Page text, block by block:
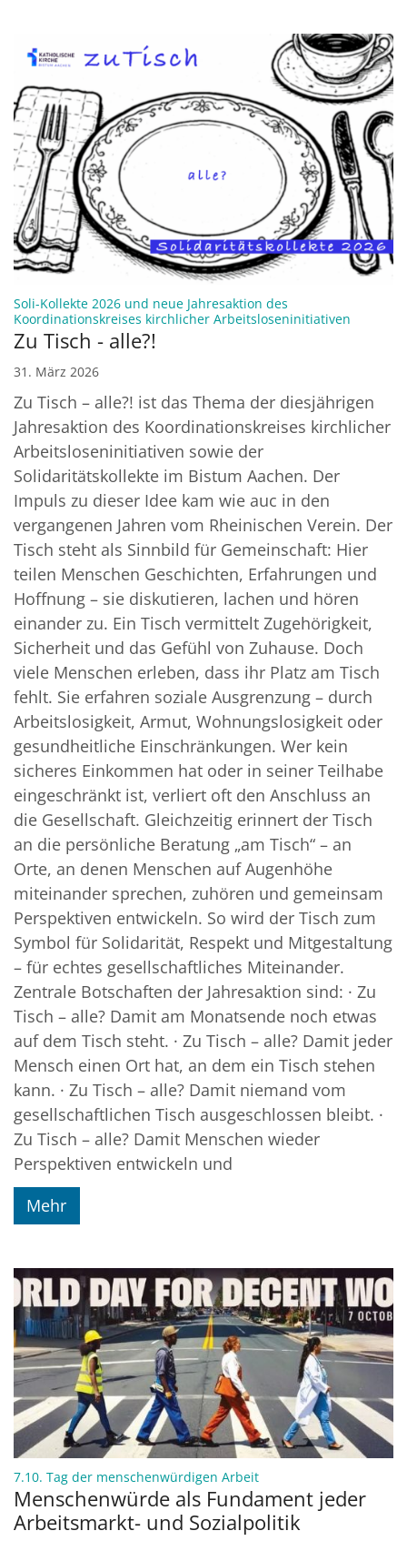
Soli-Kollekte 2026 und neue Jahresaktion des
Koordinationskreises kirchlicher Arbeitsloseninitiativen
Zu Tisch - alle?!
31. März 2026
Zu Tisch – alle?! ist das Thema der diesjährigen
Jahresaktion des Koordinationskreises kirchlicher
Arbeitsloseninitiativen sowie der
Solidaritätskollekte im Bistum Aachen. Der
Impuls zu dieser Idee kam wie auc in den
vergangenen Jahren vom Rheinischen Verein. Der
Tisch steht als Sinnbild für Gemeinschaft: Hier
teilen Menschen Geschichten, Erfahrungen und
Hoffnung – sie diskutieren, lachen und hören
einander zu. Ein Tisch vermittelt Zugehörigkeit,
Sicherheit und das Gefühl von Zuhause. Doch
viele Menschen erleben, dass ihr Platz am Tisch
fehlt. Sie erfahren soziale Ausgrenzung – durch
Arbeitslosigkeit, Armut, Wohnungslosigkeit oder
gesundheitliche Einschränkungen. Wer kein
sicheres Einkommen hat oder in seiner Teilhabe
eingeschränkt ist, verliert oft den Anschluss an
die Gesellschaft. Gleichzeitig erinnert der Tisch
an die persönliche Beratung „am Tisch“ – an
Orte, an denen Menschen auf Augenhöhe
miteinander sprechen, zuhören und gemeinsam
Perspektiven entwickeln. So wird der Tisch zum
Symbol für Solidarität, Respekt und Mitgestaltung
– für echtes gesellschaftliches Miteinander.
Zentrale Botschaften der Jahresaktion sind: · Zu
Tisch – alle? Damit am Monatsende noch etwas
auf dem Tisch steht. · Zu Tisch – alle? Damit jeder
Mensch einen Ort hat, an dem ein Tisch stehen
kann. · Zu Tisch – alle? Damit niemand vom
gesellschaftlichen Tisch ausgeschlossen bleibt. ·
Zu Tisch – alle? Damit Menschen wieder
Perspektiven entwickeln und
Mehr
7.10. Tag der menschenwürdigen Arbeit:
Menschenwürde als Fundament jeder
Arbeitsmarkt- und Sozialpolitik